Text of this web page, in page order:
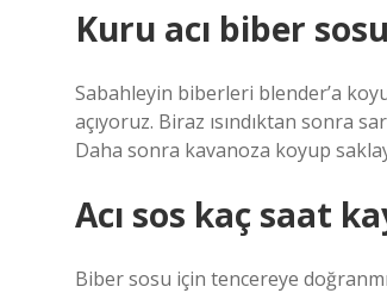
Kuru acı biber
Sabahleyin biberleri blender’a
açıyoruz. Biraz ısındıktan sonra
Daha sonra kavanoza koyup
Acı sos kaç saat
Biber sosu için tencereye